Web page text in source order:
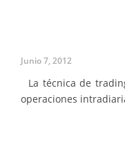
Junio 7, 2012
La técnica de
operaciones